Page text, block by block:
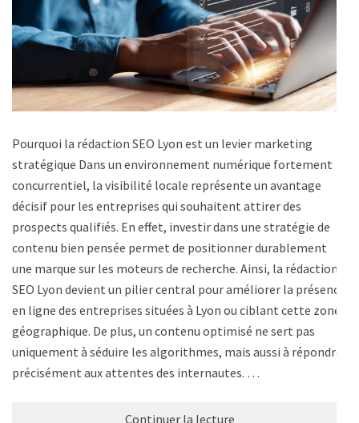
Pourquoi la rédaction SEO Lyon est un levier marketing
stratégique Dans un environnement numérique fortement
concurrentiel, la visibilité locale représente un avantage
décisif pour les entreprises qui souhaitent attirer des
prospects qualifiés. En effet, investir dans une stratégie de
contenu bien pensée permet de positionner durablement
une marque sur les moteurs de recherche. Ainsi, la rédaction
SEO Lyon devient un pilier central pour améliorer la présence
en ligne des entreprises situées à Lyon ou ciblant cette zone
géographique. De plus, un contenu optimisé ne sert pas
uniquement à séduire les algorithmes, mais aussi à répondre
précisément aux attentes des internautes. …
Continuer la lecture